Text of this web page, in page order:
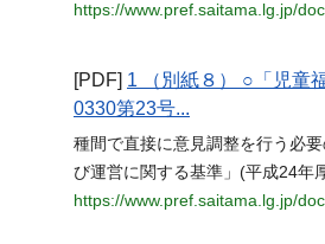
https://www.pref.saitama.lg.jp/
[PDF] 1 （別紙８） ○「児童
0330第23号...
種間で直接に意見調整を行う必
び運営に関する基準」(平成24年
https://www.pref.saitama.lg.jp/